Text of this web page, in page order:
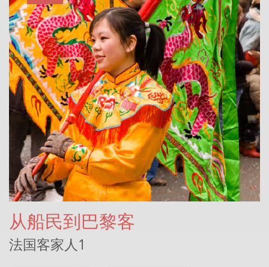
从船民到巴黎客
法国客家人1